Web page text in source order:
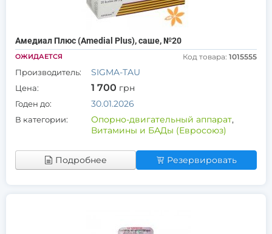
Амедиал Плюс (Amedial Plus), саше, №20
ОЖИДАЕТСЯ Код товара: 1015555
Производитель: SIGMA-TAU
Цена: 1 700 грн
Годен до: 30.01.2026
В категории: Опорно-двигательный аппарат,
Витамины и БАДы (Евросоюз)
Подробнее Резервировать